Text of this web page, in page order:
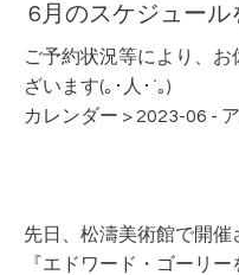
6月のスケジュール
ご予約状況等により、
ざいます(｡･人･`｡)
カレンダー > 2023-06 -
先日、松濤美術館で開催
『エドワード・ゴーリ